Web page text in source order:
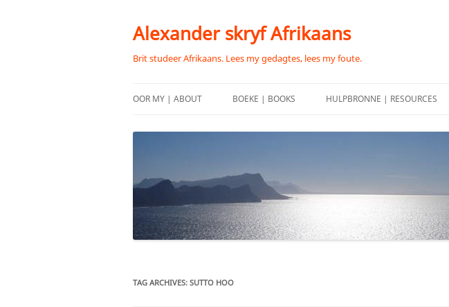
content
Alexander skryf Afrikaans
Brit studeer Afrikaans. Lees my gedagtes, lees my foute.
OOR MY | ABOUT BOEKE | BOOKS HULPBRONNE | RESOURCES
TAG ARCHIVES: SUTTO HOO